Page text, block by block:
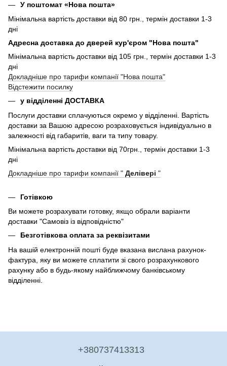
У поштомат «Нова пошта»
Мінімальна вартість доставки від 80 грн., термін доставки 1-3
дні
Адресна доставка до дверей кур'єром "Нова пошта"
Мінімальна вартість доставки від 105 грн., термін доставки 1-3
дні
Докладніше про тарифи компанії "Нова пошта"
Відстежити посилку
у відділенні ДОСТАВКА
Послуги доставки сплачуються окремо у відділенні. Вартість
доставки за Вашою адресою розраховується індивідуально в
залежності від габаритів, ваги та типу товару.
Мінімальна вартість доставки від 70грн., термін доставки 1-3
дні
Докладніше про тарифи компанії " Делівері "
Готівкою
Ви можете розрахувати готовку, якщо обрали варіанти
доставки "Самовіз із відповідністю"
Безготівкова оплата за реквізитами
На вашій електронній пошті буде вказана вислана рахунок-
фактура, яку ви можете сплатити зі свого розрахункового
рахунку або в будь-якому найближчому банківському
відділенні.
+380737413313